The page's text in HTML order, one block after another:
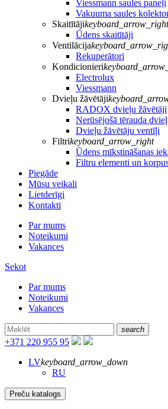
Viessmann saules paneļi
Vakuuma saules
Skaitītājikeyboard_arrow_right
Ūdens skaitītāji
Ventilācija
Rekuperātori
Kondicionieri
Electrolux
Viessmann
Dvieļu žāvētāji
RADOX dvieļu žāvētāji
Nerūsējošā tērauda
Dvieļu žāvētāju ventīļi
Filtrikeyboard_arrow_right
Ūdens mīkstināšanas
Filtru elementi un
Piegāde
Mūsu veikali
Lietderīgi
Kontakti
Par mums
Noteikumi
Vakances
Sekot
Par mums
Noteikumi
Vakances
search
+371 220 955 95
LVkeyboard_arrow_down
RU
Preču katalogs